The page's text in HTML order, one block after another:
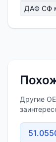
ДАФ СФ
Другие